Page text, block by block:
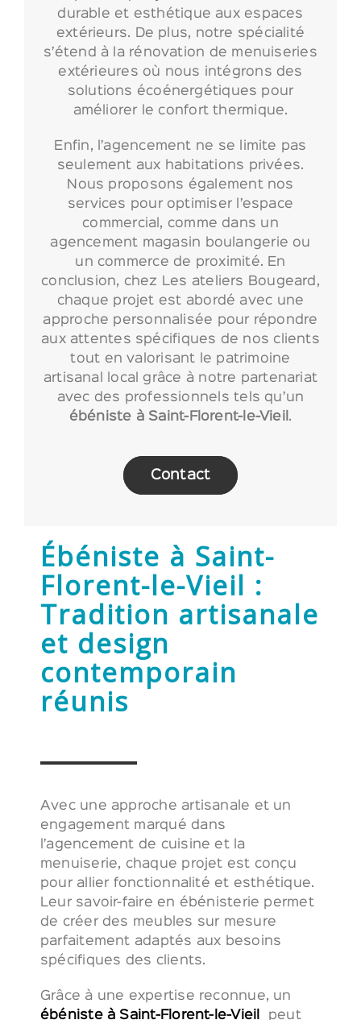
durable et esthétique aux espaces
extérieurs. De plus, notre spécialité
s’étend à la rénovation de menuiseries
extérieures où nous intégrons des
solutions écoénergétiques pour
améliorer le confort thermique.
Enfin, l’agencement ne se limite pas
seulement aux habitations privées.
Nous proposons également nos
services pour optimiser l’espace
commercial, comme dans un
agencement magasin boulangerie ou
un commerce de proximité. En
conclusion, chez Les ateliers Bougeard,
chaque projet est abordé avec une
approche personnalisée pour répondre
aux attentes spécifiques de nos clients
tout en valorisant le patrimoine
artisanal local grâce à notre partenariat
avec des professionnels tels qu’un
ébéniste à Saint-Florent-le-Vieil .
Contact
Ébéniste à Saint-
Florent-le-Vieil :
Tradition artisanale
et design
contemporain
réunis
Avec une approche artisanale et un
engagement marqué dans
l’agencement de cuisine et la
menuiserie, chaque projet est conçu
pour allier fonctionnalité et esthétique.
Leur savoir-faire en ébénisterie permet
de créer des meubles sur mesure
parfaitement adaptés aux besoins
spécifiques des clients.
Grâce à une expertise reconnue, un
ébéniste à Saint-Florent-le-Vieil
peut